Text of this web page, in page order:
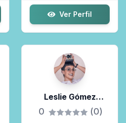
Ver Perfil
Leslie Gómez
Fotografía
0 (0)